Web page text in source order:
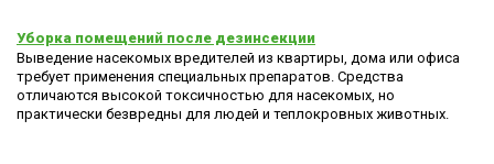
Уборка помещений после дезинсекции
Выведение насекомых вредителей из квартиры, дома или офиса
требует применения специальных препаратов. Средства
отличаются высокой токсичностью для насекомых, но
практически безвредны для людей и теплокровных животных.